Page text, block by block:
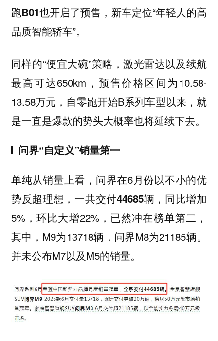
跑B01也开启了预售，新车定位“年轻人的高
品质智能轿车”。
同样的“便宜大碗”策略，激光雷达以及续航
最高可达650km，预售价格区间为10.58-
13.58万元，自零跑开始B系列车型以来，就
是一直是爆款的势头大概率也将延续下去。
问界“自定义”销量第一
单纯从销量上看，问界在6月份以不小的优
势反超理想，一共交付44685辆 ，同比增加
5%，环比大增22%，已然冲在榜单第二，
其中，M9为13718辆，问界M8为21185辆。
并未公布M7以及M5的销量。